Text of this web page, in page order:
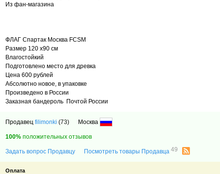
Из фан-магазина
ФЛАГ Спартак Москва FCSM
Размер 120 х90 см
Влагостойкий
Подготовлено место для древка
Цена 600 рублей
Абсолютно новое, в упаковке
Произведено в России
Заказная бандероль Почтой России
Продавецfilimonki (73) Москва
100% положительных отзывов
Задать вопрос Продавцу Посмотреть товары Продавца49
Оплата